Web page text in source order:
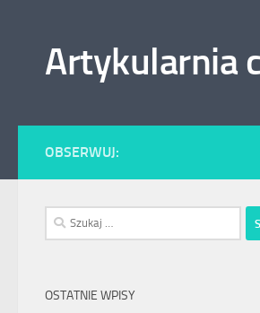
Artykularnia
OBSERWUJ:
Szukaj:
OSTATNIE WPISY